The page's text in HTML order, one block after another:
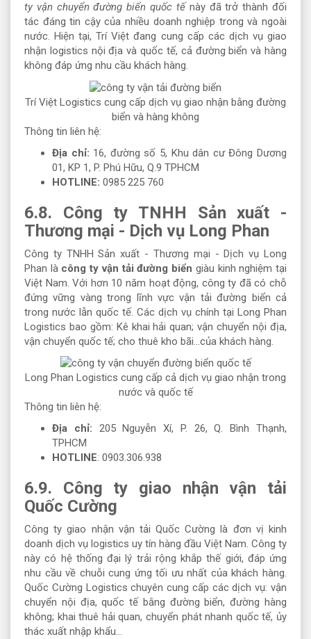
ty vận chuyển đường biển quốc tếnày đã trở thành đối
tác đáng tin cậy của nhiều doanh nghiệp trong và ngoài
nước. Hiện tại, Trí Việt đang cung cấp các dịch vụ giao
nhận logistics nội địa và quốc tế, cả đường biển và hàng
không đáp ứng nhu cầu khách hàng.
Trí Việt Logistics cung cấp dịch vụ giao nhận bằng đường
biển và hàng không
Thông tin liên hệ:
Địa chỉ: 16, đường số 5, Khu dân cư Đông Dương
01, KP 1, P. Phú Hữu, Q.9 TPHCM
HOTLINE: 0985 225 760
6.8. Công ty TNHH Sản xuất -
Thương mại - Dịch vụ Long Phan
Công ty TNHH Sản xuất - Thương mại - Dịch vụ Long
Phan là công ty vận tải đường biển giàu kinh nghiệm tại
Việt Nam. Với hơn 10 năm hoạt động, công ty đã có chỗ
đứng vững vàng trong lĩnh vực vận tải đường biển cả
trong nước lẫn quốc tế. Các dịch vụ chính tại Long Phan
Logistics bao gồm: Kê khai hải quan; vận chuyển nội địa,
vận chuyển quốc tế; cho thuê kho bãi…của khách hàng.
Long Phan Logistics cung cấp cả dịch vụ giao nhận trong
nước và quốc tế
Thông tin liên hệ:
Địa chỉ: 205 Nguyễn Xí, P. 26, Q. Bình Thạnh,
TPHCM
HOTLINE: 0903.306.938
6.9. Công ty giao nhận vận tải
Quốc Cường
Công ty giao nhận vận tải Quốc Cường là đơn vị kinh
doanh dịch vụ logistics uy tín hàng đầu Việt Nam. Công ty
này có hệ thống đại lý trải rộng khắp thế giới, đáp ứng
nhu cầu về chuỗi cung ứng tối ưu nhất của khách hàng.
Quốc Cường Logistics chuyên cung cấp các dịch vụ: vận
chuyển nội địa, quốc tế bằng đường biển, đường hàng
không; khai thuê hải quan, chuyển phát nhanh quốc tế, ủy
thác xuất nhập khẩu…